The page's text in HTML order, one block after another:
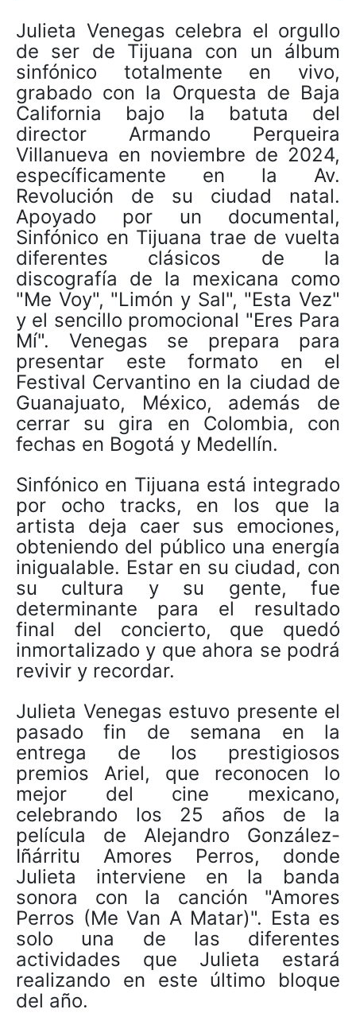
Julieta Venegas celebra el orgullo
de ser de Tijuana con un álbum
sinfónico totalmente en vivo,
grabado con la Orquesta de Baja
California bajo la batuta del
director Armando Perqueira
Villanueva en noviembre de 2024,
específicamente en la Av.
Revolución de su ciudad natal.
Apoyado por un documental,
Sinfónico en Tijuana trae de vuelta
diferentes clásicos de la
discografía de la mexicana como
"Me Voy", "Limón y Sal", "Esta Vez"
y el sencillo promocional "Eres Para
Mí". Venegas se prepara para
presentar este formato en el
Festival Cervantino en la ciudad de
Guanajuato, México, además de
cerrar su gira en Colombia, con
fechas en Bogotá y Medellín.
Sinfónico en Tijuana está integrado
por ocho tracks, en los que la
artista deja caer sus emociones,
obteniendo del público una energía
inigualable. Estar en su ciudad, con
su cultura y su gente, fue
determinante para el resultado
final del concierto, que quedó
inmortalizado y que ahora se podrá
revivir y recordar.
Julieta Venegas estuvo presente el
pasado fin de semana en la
entrega de los prestigiosos
premios Ariel, que reconocen lo
mejor del cine mexicano,
celebrando los 25 años de la
película de Alejandro González-
Iñárritu Amores Perros, donde
Julieta interviene en la banda
sonora con la canción "Amores
Perros (Me Van A Matar)". Esta es
solo una de las diferentes
actividades que Julieta estará
realizando en este último bloque
del año.